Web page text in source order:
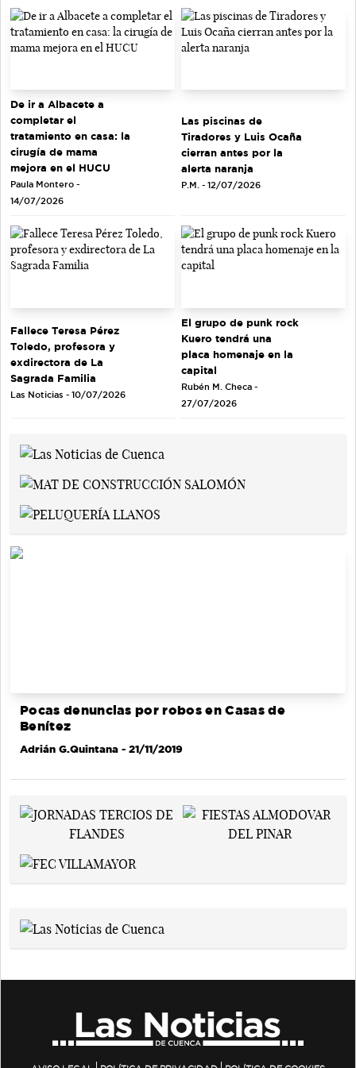
De ir a Albacete a
completar el
tratamiento en casa: la
cirugía de mama
mejora en el HUCU
Paula Montero -
14/07/2026
Las piscinas de
Tiradores y Luis Ocaña
cierran antes por la
alerta naranja
P.M. - 12/07/2026
Fallece Teresa Pérez
Toledo, profesora y
exdirectora de La
Sagrada Familia
Las Noticias - 10/07/2026
El grupo de punk rock
Kuero tendrá una
placa homenaje en la
capital
Rubén M. Checa -
27/07/2026
Pocas denuncias por robos en Casas de
Benítez
Adrián G.Quintana - 21/11/2019